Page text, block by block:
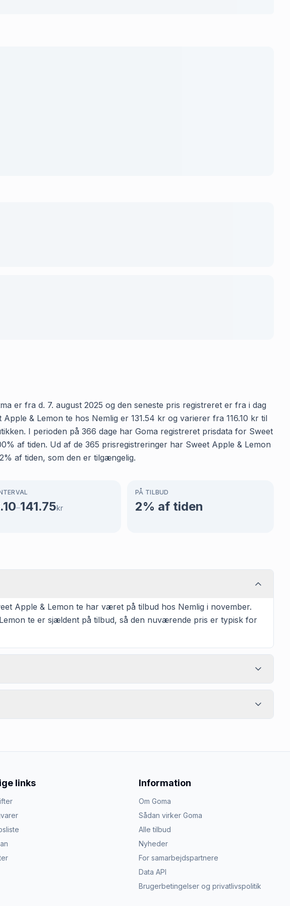
er fra d. 7. august 2025 og den seneste pris registreret er fra i dag
& Lemon te hos Nemlig er 131.54 kr og varierer fra 116.10 kr til
I perioden på 366 dage har Goma registreret prisdata for Sweet
af tiden. Ud af de 365 prisregistreringer har Sweet Apple & Lemon
af tiden, som den er tilgængelig.
–141.75kr
PÅ TILBUD
2% af tiden
Apple & Lemon te har været på tilbud hos Nemlig i november.
te er sjældent på tilbud, så den nuværende pris er typisk for
links Information
Om Goma
Sådan virker Goma
Alle tilbud
Nyheder
For samarbejdspartnere
Data API
Brugerbetingelser og privatlivspolitik